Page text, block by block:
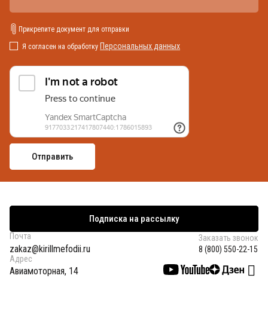
Прикрепите документ для отправки
Я согласен на обработку Персональных данных
Подписка на рассылку
Почта
zakaz@kirillmefodii.ru
Заказать звонок
8 (800) 550-22-15
Адрес
Авиамоторная, 14